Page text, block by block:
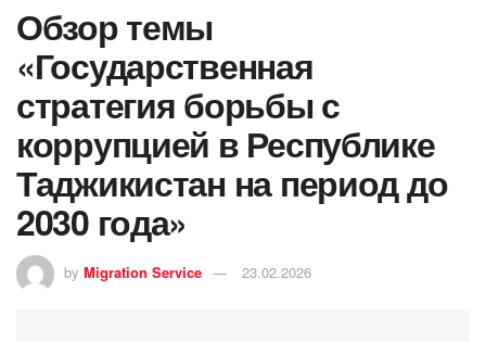
Обзор темы
«Государственная
стратегия борьбы с
коррупцией в Республике
Таджикистан на период до
2030 года»
by Migration Service 23.02.2026